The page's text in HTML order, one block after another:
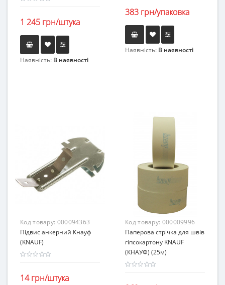
1 245 грн/штука
Наявність: В наявності
383 грн/упаковка
Наявність: В наявності
Код товару: 000094363
Підвис анкерний Кнауф
(KNAUF)
14 грн/штука
Код товару: 000009996
Паперова стрічка для швів
гіпсокартону KNAUF
(КНАУФ) (25м)